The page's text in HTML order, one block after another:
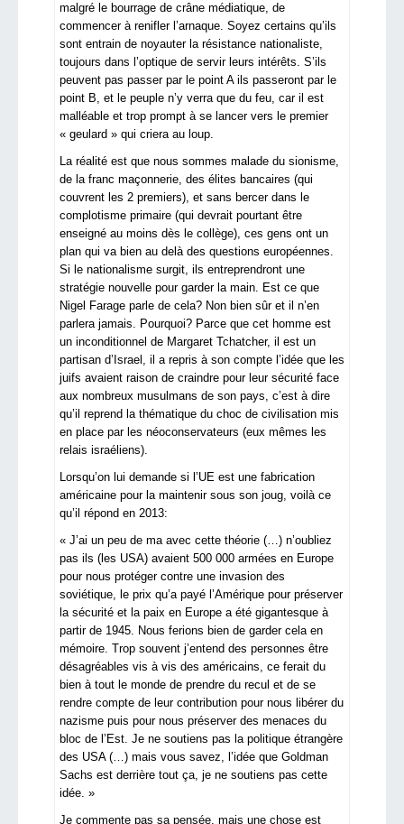
malgré le bourrage de crâne médiatique, de
commencer à renifler l’arnaque. Soyez certains qu’ils
sont entrain de noyauter la résistance nationaliste,
toujours dans l’optique de servir leurs intérêts. S’ils
peuvent pas passer par le point A ils passeront par le
point B, et le peuple n’y verra que du feu, car il est
malléable et trop prompt à se lancer vers le premier
« geulard » qui criera au loup.
La réalité est que nous sommes malade du sionisme,
de la franc maçonnerie, des élites bancaires (qui
couvrent les 2 premiers), et sans bercer dans le
complotisme primaire (qui devrait pourtant être
enseigné au moins dès le collège), ces gens ont un
plan qui va bien au delà des questions européennes.
Si le nationalisme surgit, ils entreprendront une
stratégie nouvelle pour garder la main. Est ce que
Nigel Farage parle de cela? Non bien sûr et il n’en
parlera jamais. Pourquoi? Parce que cet homme est
un inconditionnel de Margaret Tchatcher, il est un
partisan d’Israel, il a repris à son compte l’idée que les
juifs avaient raison de craindre pour leur sécurité face
aux nombreux musulmans de son pays, c’est à dire
qu’il reprend la thématique du choc de civilisation mis
en place par les néoconservateurs (eux mêmes les
relais israéliens).
Lorsqu’on lui demande si l’UE est une fabrication
américaine pour la maintenir sous son joug, voilà ce
qu’il répond en 2013:
« J’ai un peu de ma avec cette théorie (…) n’oubliez
pas ils (les USA) avaient 500 000 armées en Europe
pour nous protéger contre une invasion des
soviétique, le prix qu’a payé l’Amérique pour préserver
la sécurité et la paix en Europe a été gigantesque à
partir de 1945. Nous ferions bien de garder cela en
mémoire. Trop souvent j’entend des personnes être
désagréables vis à vis des américains, ce ferait du
bien à tout le monde de prendre du recul et de se
rendre compte de leur contribution pour nous libérer du
nazisme puis pour nous préserver des menaces du
bloc de l’Est. Je ne soutiens pas la politique étrangère
des USA (…) mais vous savez, l’idée que Goldman
Sachs est derrière tout ça, je ne soutiens pas cette
idée. »
Je commente pas sa pensée, mais une chose est